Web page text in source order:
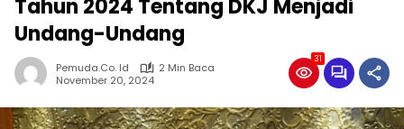
Tahun 2024 Tentang DKJ Menjadi
Undang-Undang
Pemuda.co. Id
2 Min Baca
November 20, 2024
31